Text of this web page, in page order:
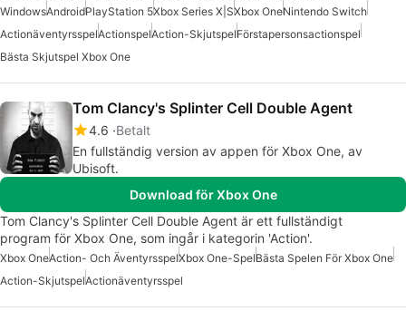
WindowsAndroidPlayStation 5Xbox Series X|SXbox OneNintendo Switch
ActionäventyrsspelActionspelAction-SkjutspelFörstapersonsactionspel
Bästa Skjutspel Xbox One
Tom Clancy's Splinter Cell Double Agent
4.6 Betalt
En fullständig version av appen för Xbox One, av
Ubisoft.
Download för Xbox One
Tom Clancy's Splinter Cell Double Agent är ett fullständigt
program för Xbox One, som ingår i kategorin 'Action'.
Xbox OneAction- Och ÄventyrsspelXbox One-SpelBästa Spelen För Xbox One
Action-SkjutspelActionäventyrsspel